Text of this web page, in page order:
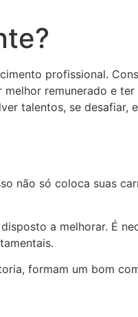
profissional.
remunerado e ter
talentos, se desafiar,
não só coloca suas
a melhorar. É
formam um bom